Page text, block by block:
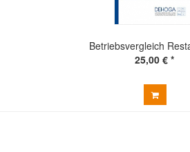
Betriebsvergleich
25,00 € *